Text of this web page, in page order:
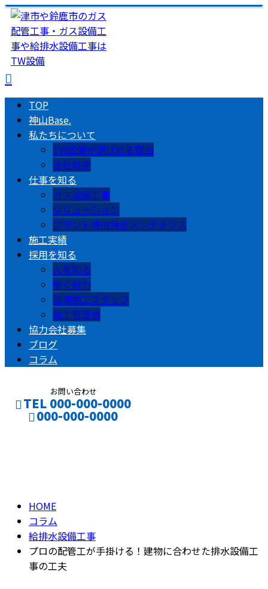
TOP
神山Base.
私たちについて
TW設備が選ばれる理由
会社概要
仕事を知る
ガス設備工事
ソリューション
プラント機械保全メンテナンス
施工実績
採用を知る
人を知る
働く魅力
現場施工スタッフ
施工管理者
協力会社募集
ブログ
コラム
お問い合わせ
TEL 000-000-0000
000-000-0000
HOME
コラム
給排水設備工事
プロの配管工が手掛ける！建物に合わせた排水設備工
事の工夫